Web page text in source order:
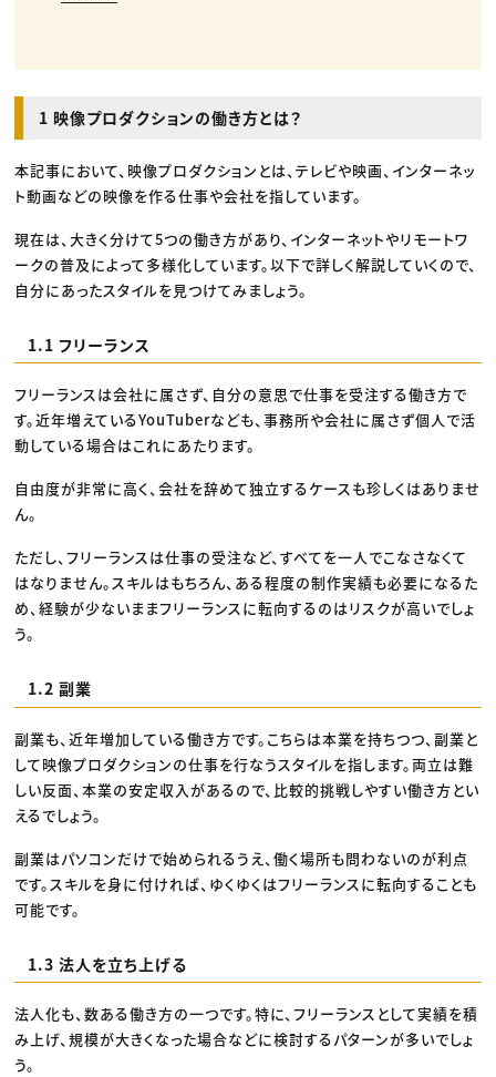
1 映像プロダクションの働き方とは？
本記事において、映像プロダクションとは、テレビや映画、インターネッ
ト動画などの映像を作る仕事や会社を指しています。
現在は、大きく分けて5つの働き方があり、インターネットやリモートワ
ークの普及によって多様化しています。以下で詳しく解説していくので、
自分にあったスタイルを見つけてみましょう。
1.1 フリーランス
フリーランスは会社に属さず、自分の意思で仕事を受注する働き方で
す。近年増えているYouTuberなども、事務所や会社に属さず個人で活
動している場合はこれにあたります。
自由度が非常に高く、会社を辞めて独立するケースも珍しくはありませ
ん。
ただし、フリーランスは仕事の受注など、すべてを一人でこなさなくて
はなりません。スキルはもちろん、ある程度の制作実績も必要になるた
め、経験が少ないままフリーランスに転向するのはリスクが高いでしょ
う。
1.2 副業
副業も、近年増加している働き方です。こちらは本業を持ちつつ、副業と
して映像プロダクションの仕事を行なうスタイルを指します。両立は難
しい反面、本業の安定収入があるので、比較的挑戦しやすい働き方とい
えるでしょう。
副業はパソコンだけで始められるうえ、働く場所も問わないのが利点
です。スキルを身に付ければ、ゆくゆくはフリーランスに転向することも
可能です。
1.3 法人を立ち上げる
法人化も、数ある働き方の一つです。特に、フリーランスとして実績を積
み上げ、規模が大きくなった場合などに検討するパターンが多いでしょ
う。